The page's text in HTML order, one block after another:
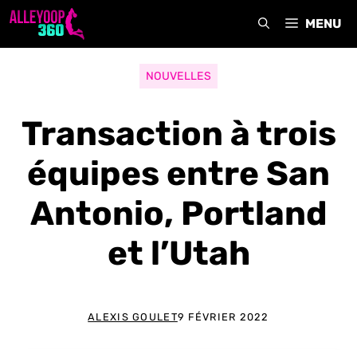
Aller
MENU
NOUVELLES
Transaction à trois
équipes entre San
Antonio, Portland
et l’Utah
ALEXIS GOULET9 FÉVRIER 2022